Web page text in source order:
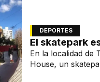
DEPORTES
El skatepark
En la localidad de
House, un